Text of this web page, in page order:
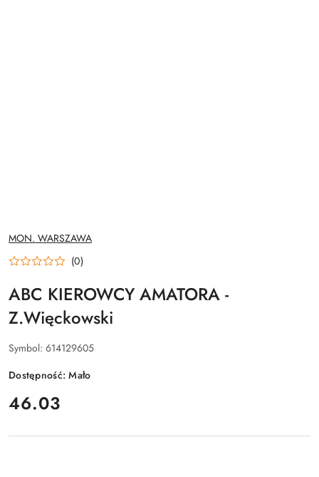
NAZWA
PRODUCENTA:
MON. WARSZAWA
(0)
ABC KIEROWCY AMATORA -
Z.Więckowski
Symbol: 614129605
Dostępność:Mało
cena:
46.03